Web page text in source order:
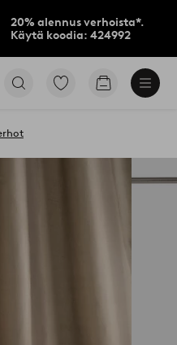
20% alennus verhoista*.
Käytä koodia: 424992
Siirry
Siirry